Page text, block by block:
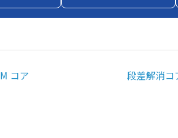
M コア 段差解消コ